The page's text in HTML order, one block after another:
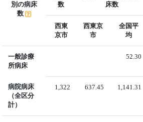
別の病床
数
数
床数
西東
京市
西東京
市
全国平
均
一般診療
所病床
52.30
病院病床
（全区分
計）
1,322 637.45 1,141.31